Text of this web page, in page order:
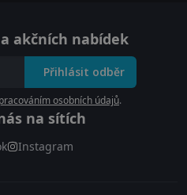
akčních nabídek
Přihlásit odběr
osobních údajů.
na sítích
Instagram